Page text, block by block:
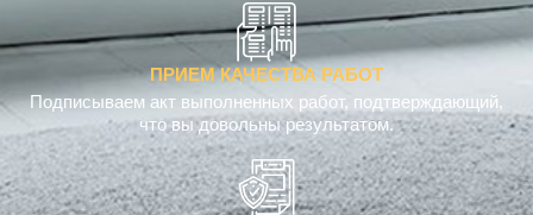
ПРИЕМ КАЧЕСТВА РАБОТ
Подписываем акт выполненных работ, подтверждающий,
что вы довольны результатом.